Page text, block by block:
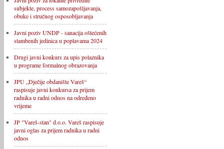
subjekte, process samozapošljavanja,
obuke i stručnog osposobljavanja
Javni poziv UNDP - sanacija oštećenih
stambenih jedinica u poplavama 2024
Drugi javni konkurs za upis polaznika
u programe formalnog obrazovanja
JPU „Dječije obdanište Vareš“
raspisuje javni konkursa za prijem
radnika u radni odnos na određeno
vrijeme
JP "Vareš-stan" d.o.o. Vareš raspisuje
javni oglas za prijem radnika u radni
odnos